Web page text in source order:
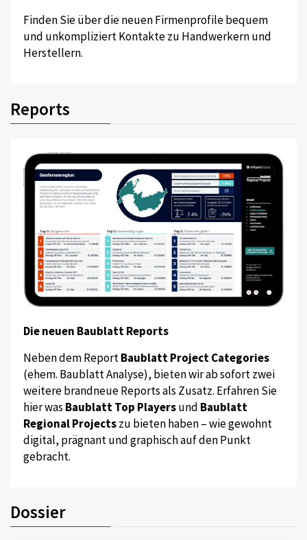
Finden Sie über die neuen Firmenprofile bequem
und unkompliziert Kontakte zu Handwerkern und
Herstellern.
Reports
Die neuen Baublatt Reports
Neben dem ReportBaublatt Project Categories
(ehem. Baublatt Analyse), bieten wir ab sofort zwei
weitere brandneue Reports als Zusatz. Erfahren Sie
hier was Baublatt Top Playersund Baublatt
Regional Projectszu bieten haben – wie gewohnt
digital, prägnant und graphisch auf den Punkt
gebracht.
Dossier